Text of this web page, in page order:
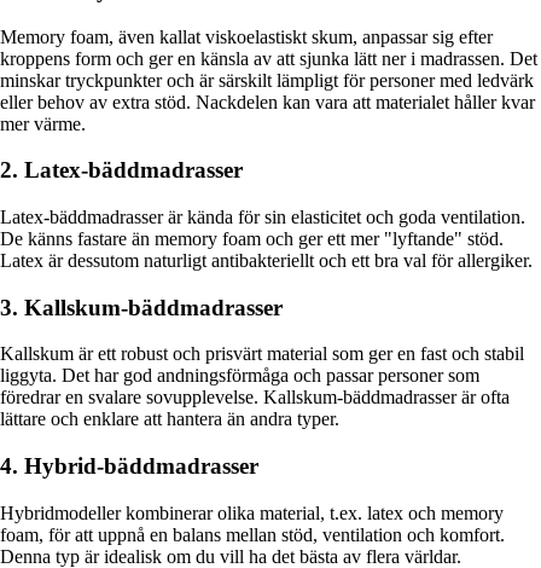
Memory foam, även kallat viskoelastiskt skum, anpassar sig efter
kroppens form och ger en känsla av att sjunka lätt ner i madrassen. Det
minskar tryckpunkter och är särskilt lämpligt för personer med ledvärk
eller behov av extra stöd. Nackdelen kan vara att materialet håller kvar
mer värme.
2. Latex-bäddmadrasser
Latex-bäddmadrasser är kända för sin elasticitet och goda ventilation.
De känns fastare än memory foam och ger ett mer "lyftande" stöd.
Latex är dessutom naturligt antibakteriellt och ett bra val för allergiker.
3. Kallskum-bäddmadrasser
Kallskum är ett robust och prisvärt material som ger en fast och stabil
liggyta. Det har god andningsförmåga och passar personer som
föredrar en svalare sovupplevelse. Kallskum-bäddmadrasser är ofta
lättare och enklare att hantera än andra typer.
4. Hybrid-bäddmadrasser
Hybridmodeller kombinerar olika material, t.ex. latex och memory
foam, för att uppnå en balans mellan stöd, ventilation och komfort.
Denna typ är idealisk om du vill ha det bästa av flera världar.